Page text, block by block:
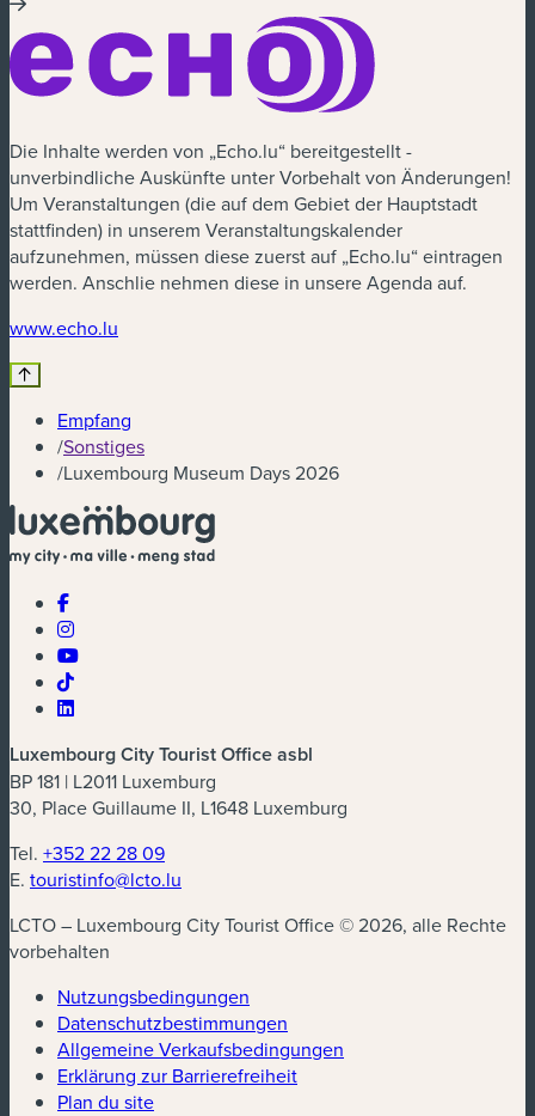
Die Inhalte werden von „Echo.lu“ bereitgestellt -
unverbindliche Auskünfte unter Vorbehalt von Änderungen!
Um Veranstaltungen (die auf dem Gebiet der Hauptstadt
stattfinden) in unserem Veranstaltungskalender
aufzunehmen, müssen diese zuerst auf „Echo.lu“ eintragen
werden. Anschlie nehmen diese in unsere Agenda auf.
www.echo.lu
Empfang
/Sonstiges
/Luxembourg Museum Days 2026
Luxembourg City Tourist Office asbl
BP 181 | L2011 Luxemburg
30, Place Guillaume II, L1648 Luxemburg
Tel. +352 22 28 09
E. touristinfo@lcto.lu
LCTO – Luxembourg City Tourist Office © 2026, alle Rechte
vorbehalten
Nutzungsbedingungen
Datenschutzbestimmungen
Allgemeine Verkaufsbedingungen
Erklärung zur Barrierefreiheit
Plan du site